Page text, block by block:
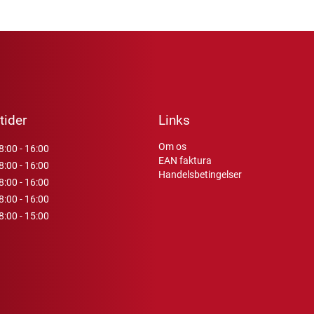
- 16:00
- 16:00
- 16:00
- 16:00
- 15:00
Links
Om os
EAN faktura
Handelsbetingelser